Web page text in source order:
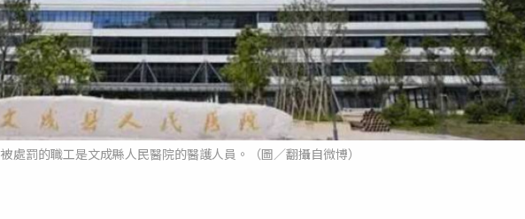
被處罰的職工是文成縣人民醫院的醫護人員。（圖／翻攝自微博）